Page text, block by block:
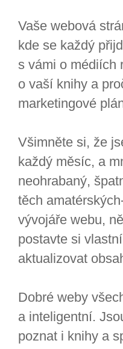
Vaše webová
kde se každý
s vámi o médiích
o vaší knihy a
marketingové
Všimněte si, že
každý měsíc, a
neohrabaný,
těch
vývojáře webu,
postavte si
aktualizovat
Dobré weby
a inteligentní.
poznat i knihy a